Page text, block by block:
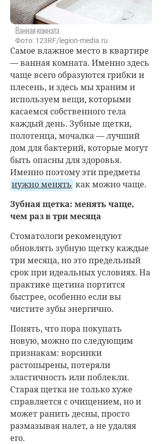
Ванная комната
Фото: 123RF/legion-media.ru
Самое влажное место в квартире
— ванная комната. Именно здесь
чаще всего образуются грибки и
плесень, и здесь мы храним и
используем вещи, которыми
касаемся собственного тела
каждый день. Зубные щетки,
полотенца, мочалка — лучший
дом для бактерий, которые могут
быть опасны для здоровья.
Именно поэтому эти предметы
нужно менять как можно чаще.
Зубная щетка: менять чаще,
чем раз в три месяца
Стоматологи рекомендуют
обновлять зубную щетку каждые
три месяца, но это предельный
срок при идеальных условиях. На
практике щетина портится
быстрее, особенно если вы
чистите зубы энергично.
Понять, что пора покупать
новую, можно по следующим
признакам: ворсинки
растопырены, потеряли
эластичность или поблекли.
Старая щетка не только хуже
справляется с очищением, но и
может ранить десны, просто
размазывая налет, а не удаляя
его.